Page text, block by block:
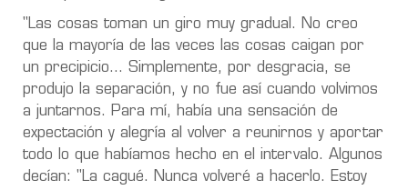
"Las cosas toman un giro muy gradual. No creo
que la mayoría de las veces las cosas caigan por
un precipicio... Simplemente, por desgracia, se
produjo la separación, y no fue así cuando volvimos
a juntarnos. Para mí, había una sensación de
expectación y alegría al volver a reunirnos y aportar
todo lo que habíamos hecho en el intervalo. Algunos
decían: "La cagué. Nunca volveré a hacerlo. Estoy